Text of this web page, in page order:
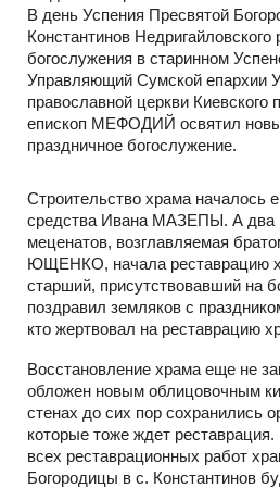
В день Успения Пресвятой
Константинов
богослужения в старинном
Управляющий Сумской епархии
православной церкви
епископ МЕФОДИЙ освятил
праздничное богослужение.
Строительство храма началось
средства Ивана МАЗЕПЫ. А два
меценатов, возглавляемая
ЮЩЕНКО, начала реставрацию
старший, присутствовавший на
поздравил земляков с
кто жертвовал на реставрацию
Восстановление храма еще не
обложен новым облицовочным
стенах до сих пор сохранились
которые тоже ждет
всех реставрационных работ
Богородицы в с. Константинов